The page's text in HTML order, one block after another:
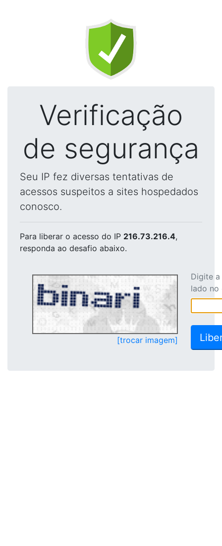
Verificação
de segurança
Seu IP fez diversas tentativas de
acessos suspeitos a sites hospedados
conosco.
Para liberar o acesso do IP 216.73.216.4,
responda ao desafio abaixo.
[trocar imagem]
Digite
lado no